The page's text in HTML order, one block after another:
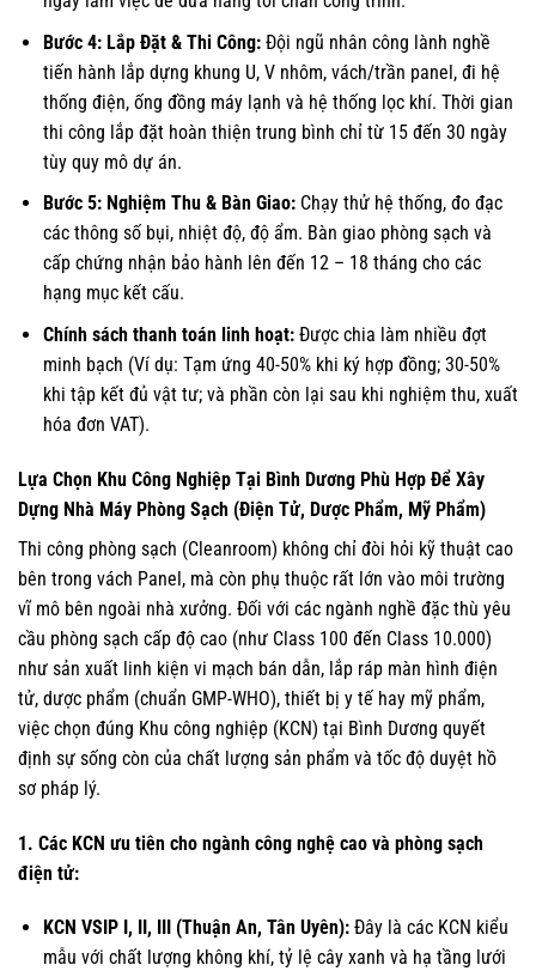
Bước 4: Lắp Đặt & Thi Công:Đội ngũ nhân công lành nghề
tiến hành lắp dựng khung U, V nhôm, vách/trần panel, đi hệ
thống điện, ống đồng máy lạnh và hệ thống lọc khí. Thời gian
thi công lắp đặt hoàn thiện trung bình chỉ từ 15 đến 30 ngày
tùy quy mô dự án.
Bước 5: Nghiệm Thu & Bàn Giao:Chạy thử hệ thống, đo đạc
các thông số bụi, nhiệt độ, độ ẩm. Bàn giao phòng sạch và
cấp chứng nhận bảo hành lên đến 12 – 18 tháng cho các
hạng mục kết cấu.
Chính sách thanh toán linh hoạt:Được chia làm nhiều đợt
minh bạch (Ví dụ: Tạm ứng 40-50% khi ký hợp đồng; 30-50%
khi tập kết đủ vật tư; và phần còn lại sau khi nghiệm thu, xuất
hóa đơn VAT).
Lựa Chọn Khu Công Nghiệp Tại Bình Dương Phù Hợp Để Xây
Dựng Nhà Máy Phòng Sạch (Điện Tử, Dược Phẩm, Mỹ Phẩm)
Thi công phòng sạch (Cleanroom) không chỉ đòi hỏi kỹ thuật cao
bên trong vách Panel, mà còn phụ thuộc rất lớn vào môi trường
vĩ mô bên ngoài nhà xưởng. Đối với các ngành nghề đặc thù yêu
cầu phòng sạch cấp độ cao (như Class 100 đến Class 10.000)
như sản xuất linh kiện vi mạch bán dẫn, lắp ráp màn hình điện
tử, dược phẩm (chuẩn GMP-WHO), thiết bị y tế hay mỹ phẩm,
việc chọn đúng Khu công nghiệp (KCN) tại Bình Dương quyết
định sự sống còn của chất lượng sản phẩm và tốc độ duyệt hồ
sơ pháp lý.
1. Các KCN ưu tiên cho ngành công nghệ cao và phòng sạch
điện tử:
KCN VSIP I, II, III (Thuận An, Tân Uyên):Đây là các KCN kiểu
mẫu với chất lượng không khí, tỷ lệ cây xanh và hạ tầng lưới